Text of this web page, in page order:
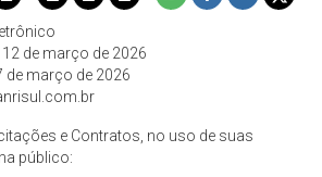
12 de março de 2026
de março de 2026
e Contratos, no uso de suas
público: